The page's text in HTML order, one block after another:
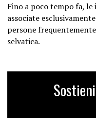
Fino a poco tempo fa,
associate
persone
selvatica.